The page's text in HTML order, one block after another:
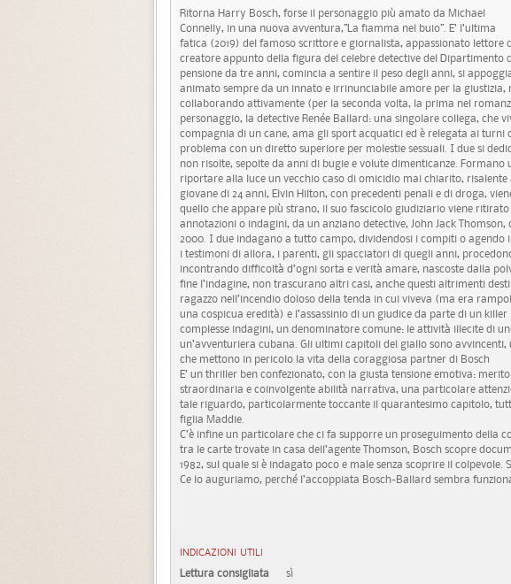
Ritorna Harry Bosch, forse il personaggio più amato da Michael
Connelly, in una nuova avventura,”La fiamma nel buio”. E’ l’ultima
fatica (2019) del famoso scrittore e giornalista, appassionato lettore
creatore appunto della figura del celebre detective del Dipartimento
pensione da tre anni, comincia a sentire il peso degli anni, si
animato sempre da un innato e irrinunciabile amore per la giustizia,
collaborando attivamente (per la seconda volta, la prima nel
personaggio, la detective Renée Ballard: una singolare collega, che
compagnia di un cane, ama gli sport acquatici ed è relegata ai turni
problema con un diretto superiore per molestie sessuali. I due si
non risolte, sepolte da anni di bugie e volute dimenticanze.
riportare alla luce un vecchio caso di omicidio mai chiarito, risalente
giovane di 24 anni, Elvin Hilton, con precedenti penali e di droga,
quello che appare più strano, il suo fascicolo giudiziario viene
annotazioni o indagini, da un anziano detective, John Jack
2000. I due indagano a tutto campo, dividendosi i compiti o agendo
i testimoni di allora, i parenti, gli spacciatori di quegli anni,
incontrando difficoltà d’ogni sorta e verità amare, nascoste dalla
fine l’indagine, non trascurano altri casi, anche questi altrimenti
ragazzo nell’incendio doloso della tenda in cui viveva (ma era
una cospicua eredità) e l’assassinio di un giudice da parte di un
complesse indagini, un denominatore comune: le attività illecite di
un’avventuriera cubana. Gli ultimi capitoli del giallo sono
che mettono in pericolo la vita della coraggiosa partner di Bosch
E’ un thriller ben confezionato, con la giusta tensione emotiva:
straordinaria e coinvolgente abilità narrativa, una particolare
tale riguardo, particolarmente toccante il quarantesimo capitolo,
figlia Maddie.
C’è infine un particolare che ci fa supporre un proseguimento della
tra le carte trovate in casa dell’agente Thomson, Bosch scopre
1982, sul quale si è indagato poco e male senza scoprire il
Ce lo auguriamo, perché l’accoppiata Bosch-Ballard sembra
INDICAZIONI UTILI
Lettura consigliata
sì